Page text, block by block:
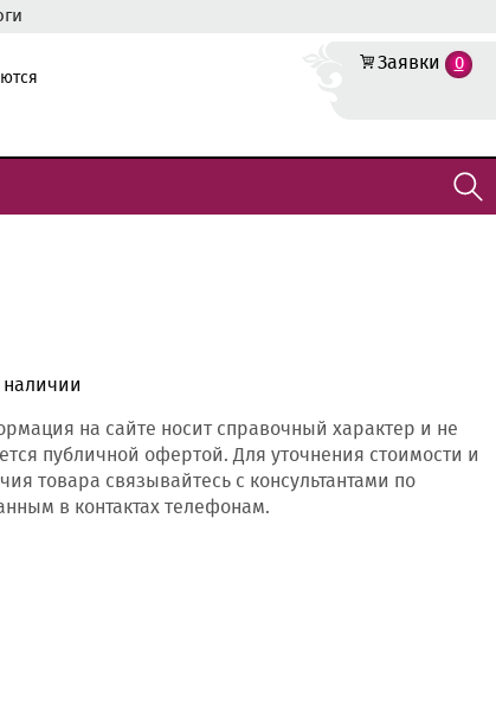
Заявки 0
наличии
на сайте носит справочный характер и не
публичной офертой. Для уточнения стоимости и
товара связывайтесь с консультантами по
в контактах телефонам.